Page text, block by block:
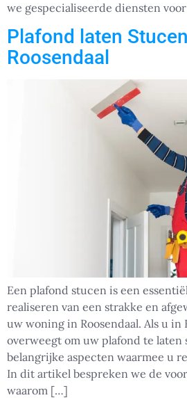
we gespecialiseerde diensten
Plafond laten
Roosendaal
Een plafond stucen is een
realiseren van een strakke en
uw woning in Roosendaal. Als u in
overweegt om uw plafond te laten
belangrijke aspecten waarmee u
In dit artikel bespreken we de
waarom […]